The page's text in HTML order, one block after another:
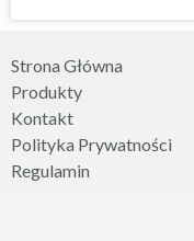
Strona Główna
Produkty
Kontakt
Polityka Prywatności
Regulamin